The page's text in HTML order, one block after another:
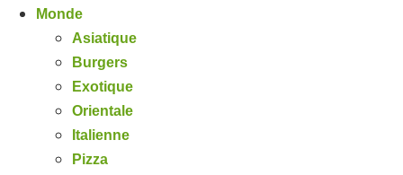
Monde
Asiatique
Burgers
Exotique
Orientale
Italienne
Pizza